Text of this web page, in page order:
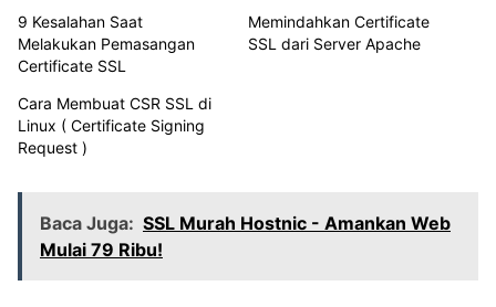
9 Kesalahan Saat
Melakukan Pemasangan
Certificate SSL
Memindahkan Certificate
SSL dari Server Apache
Cara Membuat CSR SSL di
Linux ( Certificate Signing
Request )
Baca Juga: SSL Murah Hostnic - Amankan Web
Mulai 79 Ribu!